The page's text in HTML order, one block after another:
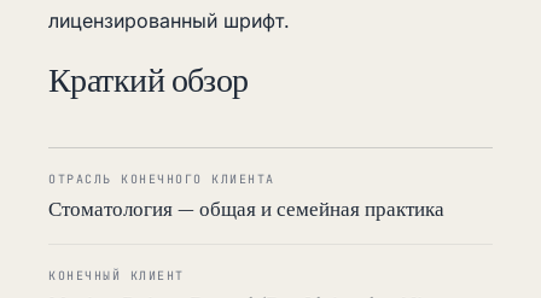
лицензированный шрифт.
Краткий обзор
ОТРАСЛЬ КОНЕЧНОГО КЛИЕНТА
Стоматология — общая и семейная практика
КОНЕЧНЫЙ КЛИЕНТ